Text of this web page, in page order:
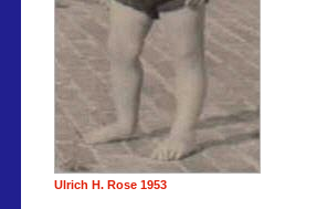
Ulrich H. Rose 1953